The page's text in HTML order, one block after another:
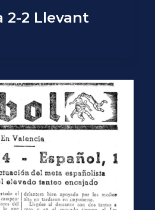
2-2 Llevant